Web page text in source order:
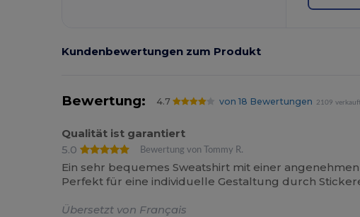
Kundenbewertungen zum Produkt
Bewertung: 4.7 von 18 Bewertungen 2109
Qualität ist garantiert
5.0
Bewertung von Tommy R.
Ein sehr bequemes Sweatshirt mit einer
Perfekt für eine individuelle Gestaltung durch
Übersetzt von Français